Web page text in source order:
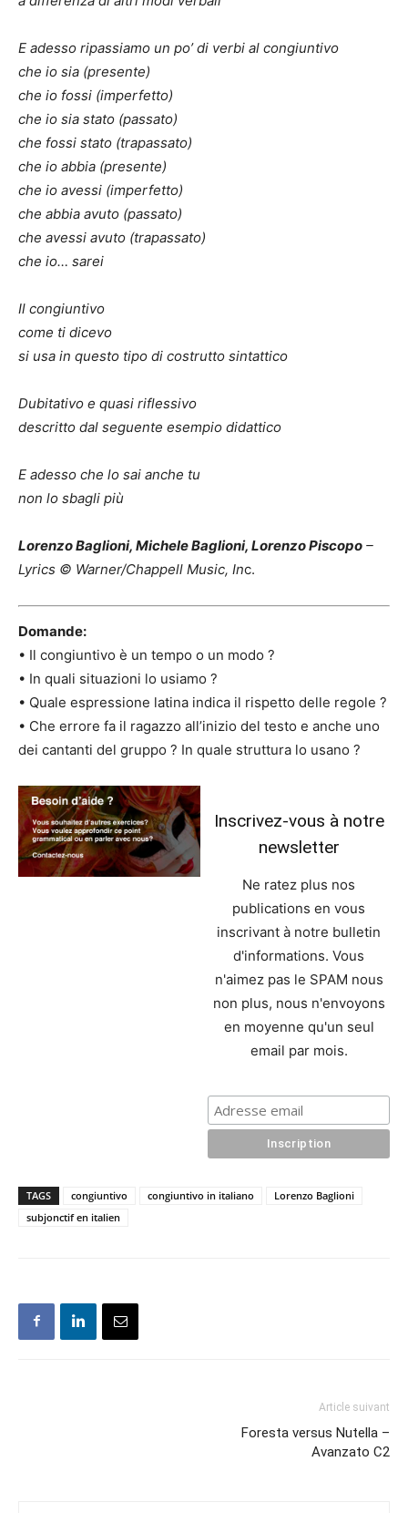
E adesso ripassiamo un po’ di verbi al congiuntivo
che io sia (presente)
che io fossi (imperfetto)
che io sia stato (passato)
che fossi stato (trapassato)
che io abbia (presente)
che io avessi (imperfetto)
che abbia avuto (passato)
che avessi avuto (trapassato)
che io… sarei
Il congiuntivo
come ti dicevo
si usa in questo tipo di costrutto sintattico
Dubitativo e quasi riflessivo
descritto dal seguente esempio didattico
E adesso che lo sai anche tu
non lo sbagli più
Lorenzo Baglioni, Michele Baglioni, Lorenzo Piscopo –
Lyrics © Warner/Chappell Music, Inc.
Domande:
• Il congiuntivo è un tempo o un modo ?
• In quali situazioni lo usiamo ?
• Quale espressione latina indica il rispetto delle regole ?
• Che errore fa il ragazzo all’inizio del testo e anche uno
dei cantanti del gruppo ? In quale struttura lo usano ?
Inscrivez-vous à notre
newsletter
Ne ratez plus nos
publications en vous
inscrivant à notre bulletin
d'informations. Vous
n'aimez pas le SPAM nous
non plus, nous n'envoyons
en moyenne qu'un seul
email par mois.
TAGS congiuntivo congiuntivo in italiano
Lorenzo Baglioni
subjonctif en italien
Article suivant
Foresta versus Nutella –
Avanzato C2